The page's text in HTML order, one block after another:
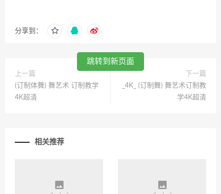
分享到：
上一篇
(订制体舞) 舞艺术 订制教学
4K超清
下一篇
_4K_ (订制舞) 舞艺术订制教
学4K超清
相关推荐
跳转到新页面